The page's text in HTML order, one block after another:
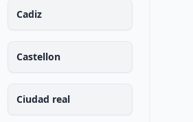
Cadiz
Castellon
Ciudad real